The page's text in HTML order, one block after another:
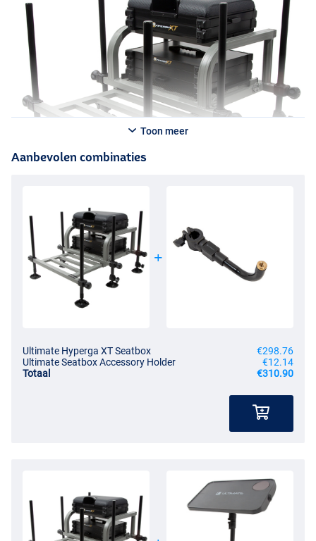
Toon meer
Aanbevolen combinaties
Ultimate Hyperga XT Seatbox
€298.76
Ultimate Seatbox Accessory Holder
€12.14
Totaal
€310.90